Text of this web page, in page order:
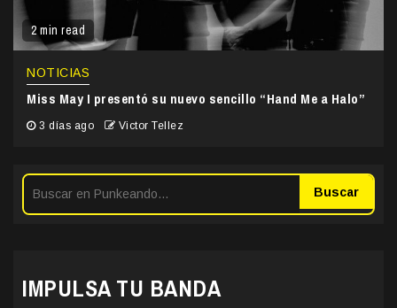
2 min read
NOTICIAS
Miss May I presentó su nuevo sencillo “Hand Me a Halo”
3 días ago Victor Tellez
Buscar
IMPULSA TU BANDA